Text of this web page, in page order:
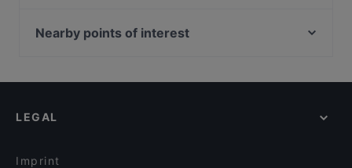
Gaststätte Zur Schmiede
China Restaurant China Zeit
Que Chevere
Pho Xua - Viet Streetfood
Lila Soße
Nearby points of interest
Bahnhof Rosa-Luxemburg-Platz, Berlin
LEGAL
Imprint